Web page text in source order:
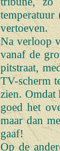
vertoeven.
Na verloop
vanaf de
pitstraat,
TV-scherm
zien. Omdat
goed het
maar dan
gaaf!
Op de